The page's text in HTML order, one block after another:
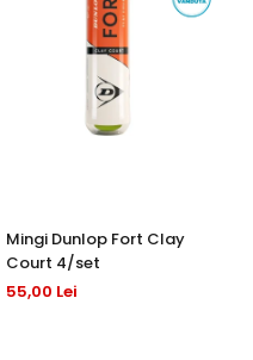
Mingi Dunlop Fort Clay
Court 4/set
55,00 Lei